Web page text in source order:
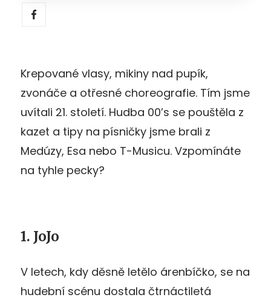
Krepované vlasy, mikiny nad pupík,
zvonáče a otřesné choreografie. Tím jsme
uvítali 21. století. Hudba 00’s se pouštěla z
kazet a tipy na písničky jsme brali z
Medúzy, Esa nebo T-Musicu. Vzpomínáte
na tyhle pecky?
1. JoJo
V letech, kdy děsně letělo árenbíčko, se na
hudební scénu dostala čtrnáctiletá